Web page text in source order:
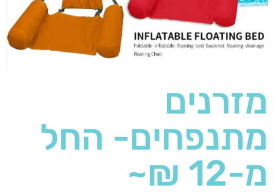
מזרנים
מתנפחים- החל
מ-12 ₪~